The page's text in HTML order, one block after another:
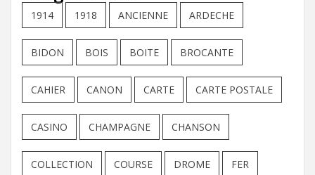
1914 1918 ANCIENNE ARDECHE
BIDON BOIS BOITE BROCANTE
CAHIER CANON CARTE CARTE POSTALE
CASINO CHAMPAGNE CHANSON
COLLECTION COURSE DROME FER